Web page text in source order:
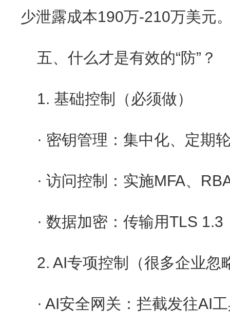
少泄露成本190万-210万美元
五、什么才是有效的“防”？
1. 基础控制（必须做）
· 密钥管理：集中化、定期
· 访问控制：实施MFA、
· 数据加密：传输用TLS
2. AI专项控制（很多企业忽
· AI安全网关：拦截发往AI